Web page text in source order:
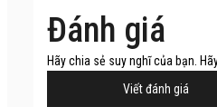
Đánh giá
Hãy chia sẻ suy nghĩ của bạn.
Viết đánh giá